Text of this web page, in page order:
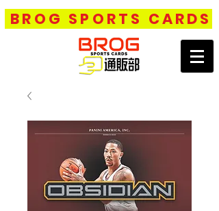
BROG SPORTS CARDS